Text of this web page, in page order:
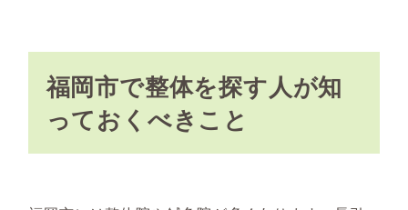
福岡市で整体を探す人が知
っておくべきこと